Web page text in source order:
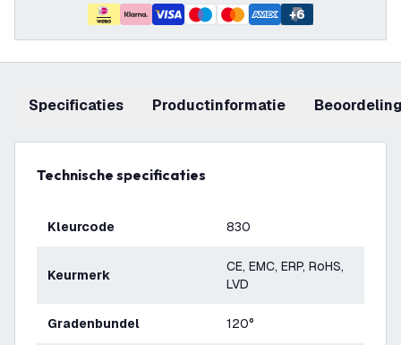
+6
Specificaties productinformatie
Technische specificaties
Kleurcode 830
Keurmerk
CE, EMC, ERP, RoHS,
LVD
Gradenbundel 120°